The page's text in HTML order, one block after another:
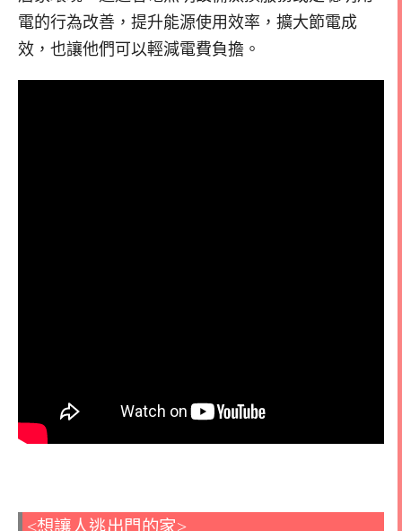
電的行為改善，提升能源使用效率，擴大節電成
效，也讓他們可以輕減電費負擔。